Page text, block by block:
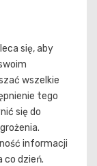
się, aby
wszelkie
tego
się do
informacji
co dzień.